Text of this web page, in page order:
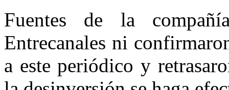
Fuentes de la
Entrecanales ni
a este periódico y